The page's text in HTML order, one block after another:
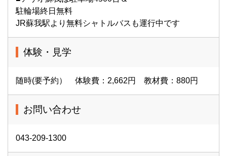
駐輪場終日無料
JR蘇我駅より無料シャトルバスも運行中です
体験・見学
随時(要予約） 体験費：2,662円 教材費：880円
お問い合わせ
043-209-1300